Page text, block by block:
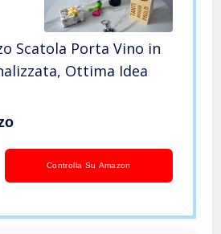
Scatola Porta Vino in
Ottima Idea
Controlla Su Amazon